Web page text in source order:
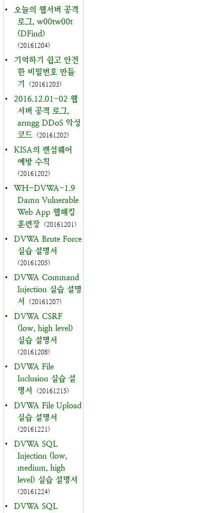
•
오늘의 웹서버 공격
로그, w00tw00t
(DFind)
(20161204)
•
기억하기 쉽고 안전
한 비밀번호 만들
기
(20161203)
•
2016.12.01-02 웹
서버 공격 로그,
armgg DDoS 악성
코드 (20161202)
•
KISA의 랜섬웨어
예방 수칙
(20161202)
•
WH-DVWA-1.9
Damn Vulnerable
Web App 웹해킹
훈련장 (20161201)
•
DVWA Brute Force
실습 설명서
(20161205)
•
DVWA Command
Injection 실습 설명
서
(20161207)
•
DVWA CSRF
(low, high level)
실습 설명서
(20161208)
•
DVWA File
Inclusion 실습 설
명서
(20161215)
•
DVWA File Upload
실습 설명서
(20161221)
•
DVWA SQL
Injection (low,
medium, high
level) 실습 설명서
(20161224)
• DVWA SQL